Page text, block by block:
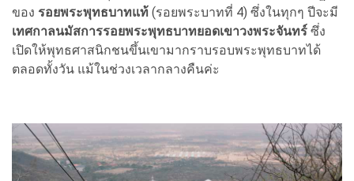
ของ รอยพระพุทธบาทแท้ (รอยพระบาทที่ 4) ซึ่งในทุกๆ ปีจะมี
เทศกาลนมัสการรอยพระพุทธบาทยอดเขาวงพระจันทร์ ซึ่ง
เปิดให้พุทธศาสนิกชนขึ้นเขามากราบรอบพระพุทธบาทได้
ตลอดทั้งวัน แม้ในช่วงเวลากลางคืนค่ะ